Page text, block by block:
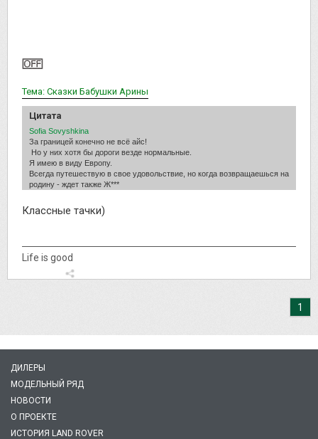
Тема: Сказки Бабушки Арины
Цитата
Sofia Sovyshkina
За границей конечно не всё айс!
Но у них хотя бы дороги везде нормальные.
Я имею в виду Европу.
Всегда путешествую в свое удовольствие, но когда возвращаешься на
родину - ждет также Ж***
Классные тачки)
Life is good
1
ДИЛЕРЫ
МОДЕЛЬНЫЙ РЯД
НОВОСТИ
О ПРОЕКТЕ
ИСТОРИЯ LAND ROVER